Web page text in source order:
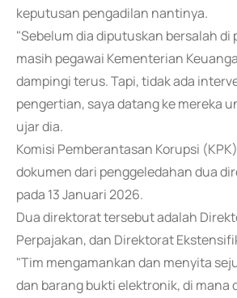
keputusan pengadilan nantinya.
"Sebelum dia diputuskan bersalah di
masih pegawai Kementerian
dampingi terus. Tapi, tidak ada
pengertian, saya datang ke mereka
ujar dia.
Komisi Pemberantasan Korupsi
dokumen dari penggeledahan dua
pada 13 Januari 2026.
Dua direktorat tersebut adalah
Perpajakan, dan Direktorat
"Tim mengamankan dan menyita
dan barang bukti elektronik, di mana